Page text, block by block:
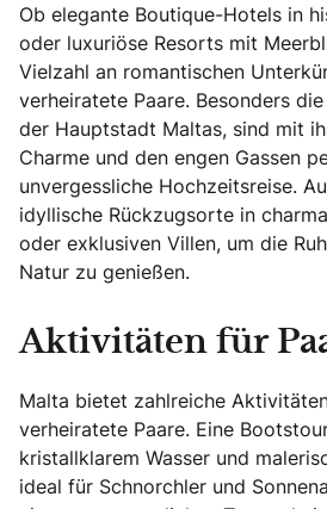
Ob elegante Boutique-Hotels in
oder luxuriöse Resorts mit
Vielzahl an romantischen
verheiratete Paare. Besonders
der Hauptstadt Maltas, sind mit
Charme und den engen Gassen
unvergessliche Hochzeitsreise.
idyllische Rückzugsorte in
oder exklusiven Villen, um die
Natur zu genießen.
Aktivitäten für
Malta bietet zahlreiche
verheiratete Paare. Eine
kristallklarem Wasser und
ideal für Schnorchler und